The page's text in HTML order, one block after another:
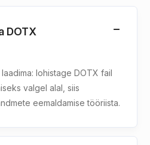
DOTX
lohistage DOTX fail
valgel alal, siis
eemaldamise tööriista.